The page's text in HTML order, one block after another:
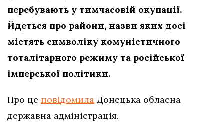
перебувають у тимчасовій окупації.
Йдеться про райони, назви яких досі
містять символіку комуністичного
тоталітарного режиму та російської
імперської політики.
Про це повідомила Донецька обласна
державна адміністрація.